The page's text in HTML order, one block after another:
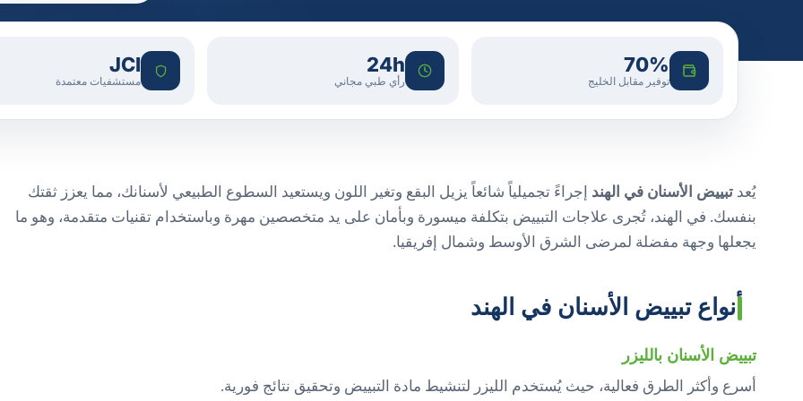
70%
توفير مقابل الخليج
24h
رأي طبي مجاني
JCI
مستشفيات معتمدة
يُعد تبييض الأسنان في الهند إجراءً تجميلياً شائعاً يزيل البقع وتغير اللون ويستعيد السطوع الطبيعي لأسنانك، مما يعزز ثقتك
بنفسك. في الهند، تُجرى علاجات التبييض بتكلفة ميسورة وبأمان على يد متخصصين مهرة وباستخدام تقنيات متقدمة، وهو ما
يجعلها وجهة مفضلة لمرضى الشرق الأوسط وشمال إفريقيا.
أنواع تبييض الأسنان في الهند
تبييض الأسنان بالليزر
أسرع وأكثر الطرق فعالية، حيث يُستخدم الليزر لتنشيط مادة التبييض وتحقيق نتائج فورية.